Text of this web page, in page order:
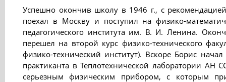
Успешно окончив школу в 1946 г., с
поехал в Москву и поступил на физико-
педагогического института им. В. И. Ленина.
перешел на второй курс физико-технического
физико-технический институт). Вскоре Борис начал
практиканта в Теплотехнической лаборатории
серьезным физическим прибором, с которым